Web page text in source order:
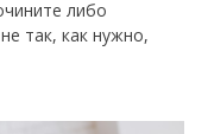
либо
так, как нужно,